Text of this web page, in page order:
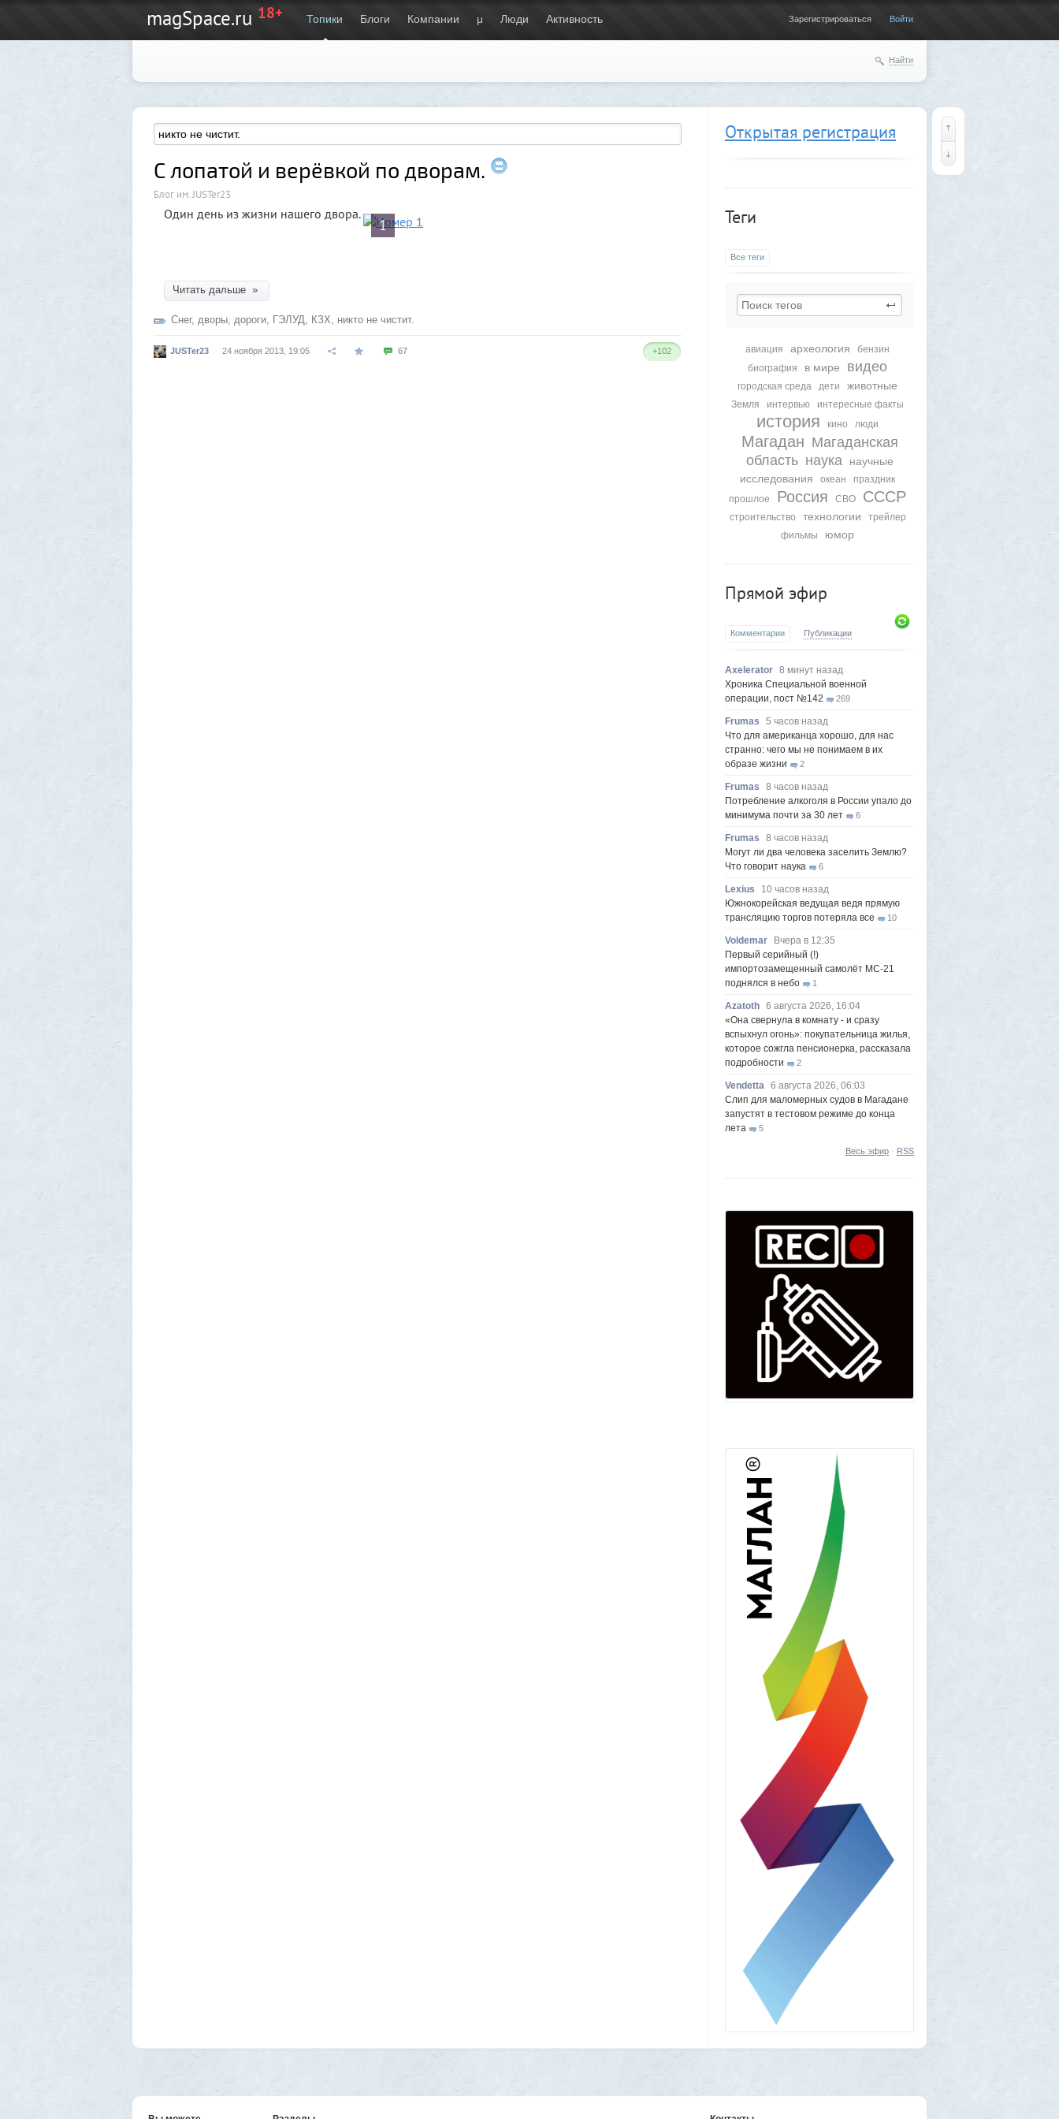
magSpace.ru 18+ Топики Блоги Компании μ Люди Активность Зарегистрироваться Войти
Найти
Открытая регистрация
Теги
Все теги
авиация археология
бензин
биография
в мире видео
городская среда дети животные
Земля интервью интересные факты
история кино люди
Магадан Магаданская
область наука
научные
исследования
океан
праздник
прошлое
Россия СВО СССР
строительство технологии
трейлер
фильмы
юмор
Прямой эфир
Комментарии Публикации
Axelerator 8 минут назад
Хроника Специальной военной
операции, пост №142
269
Frumas
5 часов назад
Что для американца хорошо, для нас
странно: чего мы не понимаем в их
образе жизни
2
Frumas
8 часов назад
Потребление алкоголя в России упало до
минимума почти за 30 лет
6
Frumas
8 часов назад
Могут ли два человека заселить Землю?
Что говорит наука
6
Lexius
10 часов назад
Южнокорейская ведущая ведя прямую
трансляцию торгов потеряла все
10
Voldemar
Вчера в 12:35
Первый серийный (!)
импортозамещенный самолёт МС-21
поднялся в небо
1
Azatoth 6 августа 2026, 16:04
«Она свернула в комнату - и сразу
вспыхнул огонь»: покупательница жилья,
которое сожгла пенсионерка, рассказала
подробности
2
Vendetta 6 августа 2026, 06:03
Слип для маломерных судов в Магадане
запустят в тестовом режиме до конца
лета
5
5 августа 2026, 20:09
падение ракеты Илона Маска на
наблюдать своими глазами
Frumas 5 августа 2026, 20:06
Форма имеет значение: один капризный
клиент или как появились чипсы
5 августа 2026, 16:29
Новые закрытые контейнерные
площадки протестируют в Магадане
Frumas 5 августа 2026, 01:12
2000 лет никто не замечал, а ИИ увидел:
как технологии помогают археологам
восстановить то, что считалось
Frumas
4 августа 2026, 20:06
Артемий о текущем моменте
Frumas 3 августа 2026, 21:32
Почему укусы насекомых зудят и
чешутся
Voldemar
3 августа 2026, 20:17
Как гиганты с Фаэтона и пришельцы из
Нибиру строили цивилизации на Земле
1 августа 2026, 18:36
Леопольд Ашенбреннер: Как 24-летний
щегол заработал $30 млрд на
инвестициях в AI (и потерял их вчера)
1 августа 2026, 17:10
Вселенная, для человеческого разума -
непостижима
1
1 августа 2026, 16:50
"Становится всё яснее"
1
1 августа 2026, 16:39
Работавшие ранее в РФ мессенджеры
BIP и KakaoTalk перестали работать
1GR
1 августа 2026, 14:51
Исторический дом в центре Магадана
выставили на торги за 100 тысяч рублей
1 августа 2026, 13:50
В Подмосковье мужчина устроил концерт
для соседей в честь своего дня рождения
1 августа 2026, 12:58
Установку пиратской Windows
собираются сделать невозможной
1 августа 2026, 12:56
«Одиссея» сдохла: вышел первый
трейлер индийского фильма «Рамаяна»
1
советским радиоприёмником
Весь эфир · RSS
С лопатой и верёвкой по дворам.
Блог им. JUSTer23
Один день из жизни нашего двора.
1
Читать дальше »
Снег, дворы, дороги, ГЭЛУД, КЗХ, никто не чистит.
JUSTer23 24 ноября 2013, 19:05 67 +102